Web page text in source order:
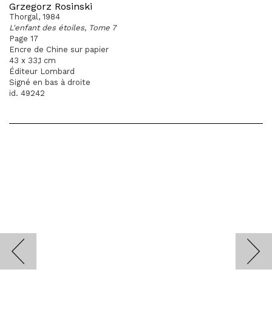
Grzegorz Rosinski
Thorgal, 1984
L'enfant des étoiles, Tome 7
Page 17
Encre de Chine sur papier
43 x 33,1 cm
Éditeur Lombard
Signé en bas à droite
id. 49242